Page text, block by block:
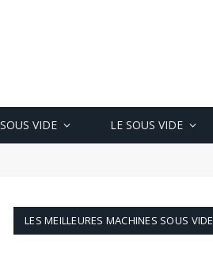
VIDE LE SOUS VIDE
LES MEILLEURES MACHINES SOUS VIDE